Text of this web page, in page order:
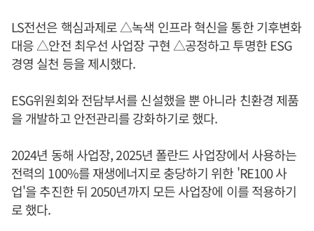
LS전선은 핵심과제로 △녹색 인프라 혁신을 통한 기후변화
대응 △안전 최우선 사업장 구현 △공정하고 투명한 ESG
경영 실천 등을 제시했다.
ESG위원회와 전담부서를 신설했을 뿐 아니라 친환경 제품
을 개발하고 안전관리를 강화하기로 했다.
2024년 동해 사업장, 2025년 폴란드 사업장에서 사용하는
전력의 100%를 재생에너지로 충당하기 위한 'RE100 사
업'을 추진한 뒤 2050년까지 모든 사업장에 이를 적용하기
로 했다.